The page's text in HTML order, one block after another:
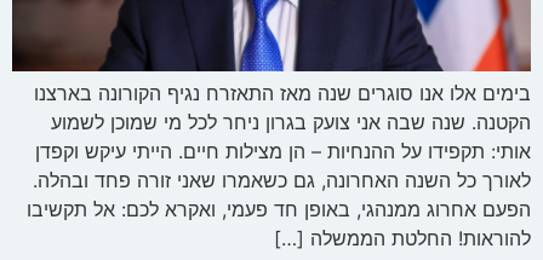
בימים אלו אנו סוגרים שנה מאז התאזרח נגיף הקורונה בארצנו
הקטנה. שנה שבה אני צועק בגרון ניחר לכל מי שמוכן לשמוע
אותי: תקפידו על ההנחיות – הן מצילות חיים. הייתי עיקש וקפדן
לאורך כל השנה האחרונה, גם כשאמרו שאני זורה פחד ובהלה.
הפעם אחרוג ממנהגי, באופן חד פעמי, ואקרא לכם: אל תקשיבו
להוראות! החלטת הממשלה […]